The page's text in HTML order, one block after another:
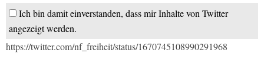
Ich bin damit einverstanden, dass mir Inhalte von Twitter
angezeigt werden.
https://twitter.com/nf_freiheit/status/1670745108990291968